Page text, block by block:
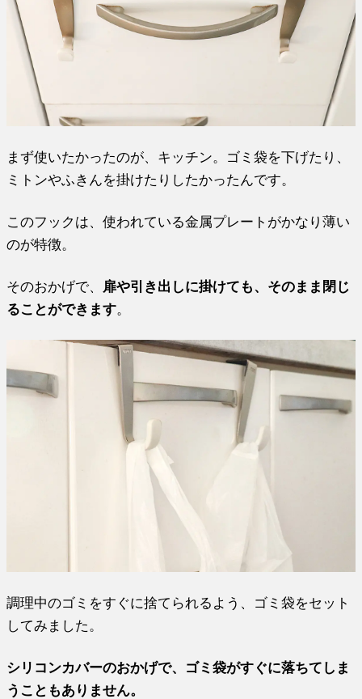
まず使いたかったのが、キッチン。ゴミ袋を下げたり、
ミトンやふきんを掛けたりしたかったんです。
このフックは、使われている金属プレートがかなり薄い
のが特徴。
そのおかげで、 扉や引き出しに掛けても、そのまま閉じ
ることができます。
調理中のゴミをすぐに捨てられるよう、ゴミ袋をセット
してみました。
シリコンカバーのおかげで、ゴミ袋がすぐに落ちてしま
うこともありません。